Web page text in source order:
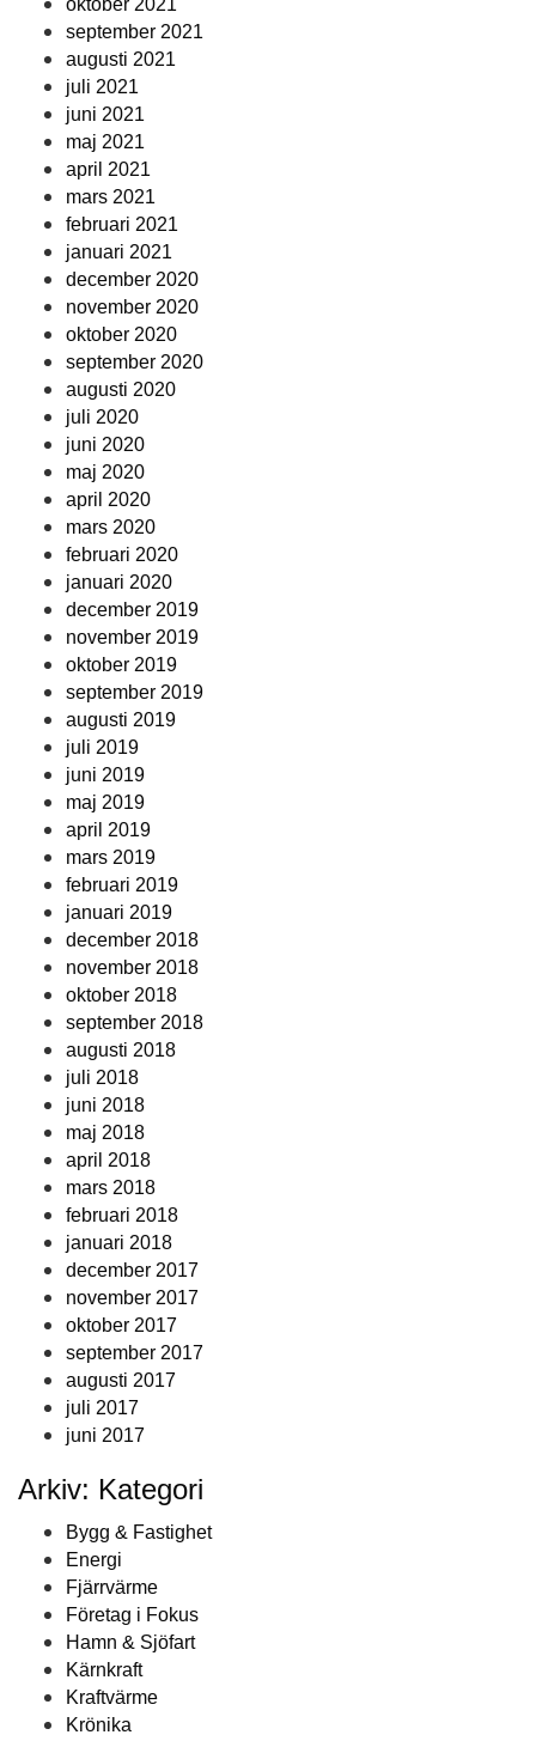
oktober 2021
september 2021
augusti 2021
juli 2021
juni 2021
maj 2021
april 2021
mars 2021
februari 2021
januari 2021
december 2020
november 2020
oktober 2020
september 2020
augusti 2020
juli 2020
juni 2020
maj 2020
april 2020
mars 2020
februari 2020
januari 2020
december 2019
november 2019
oktober 2019
september 2019
augusti 2019
juli 2019
juni 2019
maj 2019
april 2019
mars 2019
februari 2019
januari 2019
december 2018
november 2018
oktober 2018
september 2018
augusti 2018
juli 2018
juni 2018
maj 2018
april 2018
mars 2018
februari 2018
januari 2018
december 2017
november 2017
oktober 2017
september 2017
augusti 2017
juli 2017
juni 2017
Arkiv: Kategori
Bygg & Fastighet
Energi
Fjärrvärme
Företag i Fokus
Hamn & Sjöfart
Kärnkraft
Kraftvärme
Krönika